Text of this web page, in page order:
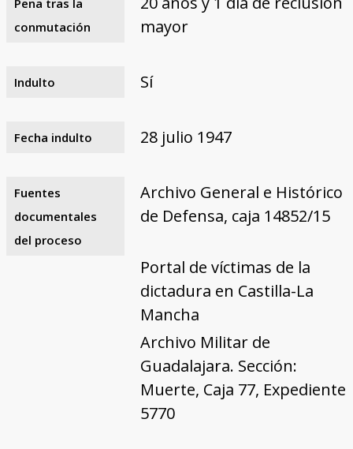
conmutación
mayor
Indulto Sí
Fecha indulto 28 julio 1947
Fuentes
documentales
del proceso
Archivo General e Histórico
de Defensa, caja 14852/15
Portal de víctimas de la
dictadura en Castilla-La
Mancha
Archivo Militar de
Guadalajara. Sección:
Muerte, Caja 77, Expediente
5770